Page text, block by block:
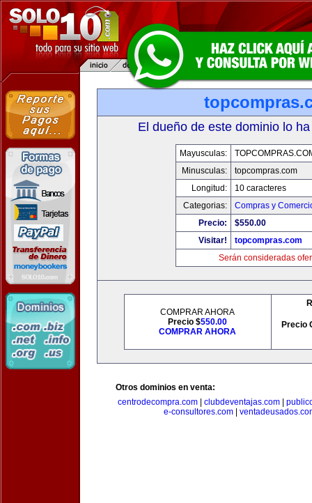
El dueño de este dominio lo
Mayusculas:
Minusculas:
topcompras.com
Longitud:
10 caracteres
Categorias:
Compras y
Precio:
$550.00
Visitar!
topcompras.com
Serán consideradas
COMPRAR AHORA
Precio $550.00
COMPRAR AHORA
Precio
Otros dominios en venta:
centrodecompra.com| clubdeventajas.com|
e-consultores.com|